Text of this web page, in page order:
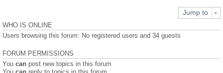
Jump to
WHO IS ONLINE
Users browsing this forum: No registered users and 34 guests
FORUM PERMISSIONS
You can post new topics in this forum